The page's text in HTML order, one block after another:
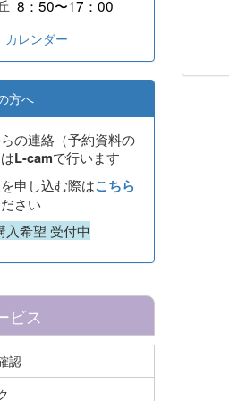
8：50〜17：00
カレンダー
方へ
の連絡（予約資料の
L-camで行います
申し込む際はこちら
さい
入希望 受付中
ビス
認